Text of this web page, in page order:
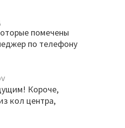
помечены
по телефону
Короче,
кол центра,